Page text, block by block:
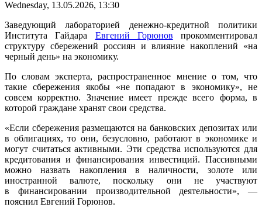
Wednesday, 13.05.2026, 13:30
Заведующий лабораторией денежно-кредитной политики
Института Гайдара Евгений Горюнов прокомментировал
структуру сбережений россиян и влияние накоплений «на
черный день» на экономику.
По словам эксперта, распространенное мнение о том, что
такие сбережения якобы «не попадают в экономику», не
совсем корректно. Значение имеет прежде всего форма, в
которой граждане хранят свои средства.
«Если сбережения размещаются на банковских депозитах или
в облигациях, то они, безусловно, работают в экономике и
могут считаться активными. Эти средства используются для
кредитования и финансирования инвестиций. Пассивными
можно назвать накопления в наличности, золоте или
иностранной валюте, поскольку они не участвуют
в финансировании производительной деятельности», —
пояснил Евгений Горюнов.